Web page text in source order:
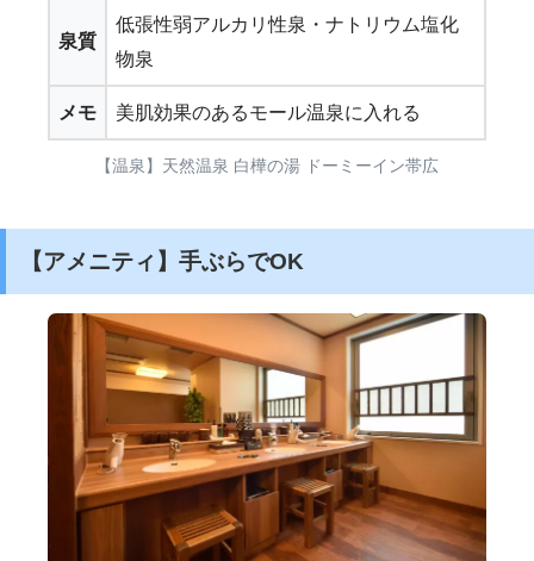
泉質
低張性弱アルカリ性泉・ナトリウム塩化
物泉
メモ 美肌効果のあるモール温泉に入れる
【温泉】天然温泉 白樺の湯 ドーミーイン帯広
【アメニティ】手ぶらでOK